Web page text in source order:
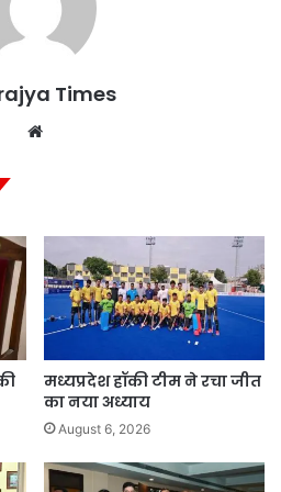
Times
मध्यप्रदेश हॉकी टीम ने रचा जीत
का नया अध्याय
August 6, 2026